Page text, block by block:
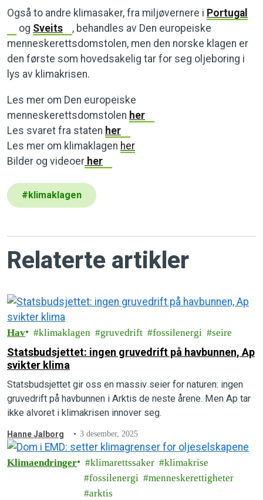
Også to andre klimasaker, fra miljøvernere i Portugal
og Sveits
, behandles av Den europeiske
menneskerettsdomstolen, men den norske klagen er
den første som hovedsakelig tar for seg oljeboring i
lys av klimakrisen.
Les mer om Den europeiske
menneskerettsdomstolen her
Les svaret fra staten her
Les mer om klimaklagen her
Bilder og videoer her
#klimaklagen
Relaterte artikler
Hav klimaklagen gruvedrift fossilenergi seire
Statsbudsjettet: ingen gruvedrift på havbunnen, Ap
svikter klima
Statsbudsjettet gir oss en massiv seier for naturen: ingen
gruvedrift på havbunnen i Arktis de neste årene. Men Ap tar
ikke alvoret i klimakrisen innover seg.
Hanne Jalborg 3 desember, 2025
Klimaendringer klimarettssaker
klimakrise
fossilenergi
menneskerettigheter
arktis